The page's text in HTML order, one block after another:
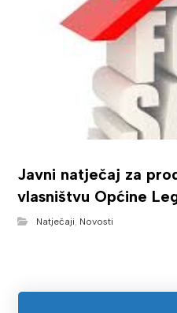
Javni natječaj za
vlasništvu Općine
Natječaji, Novosti